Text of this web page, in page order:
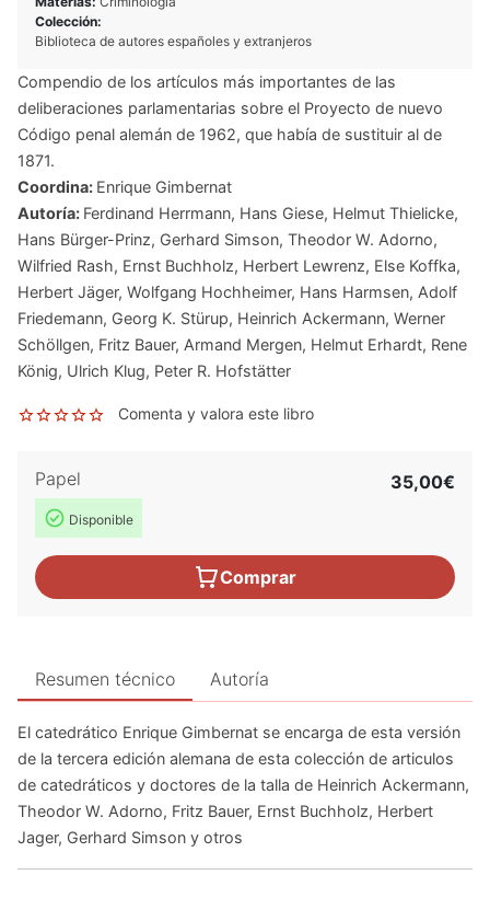
Colección:
Biblioteca de autores españoles y extranjeros
Compendio de los artículos más importantes de las
deliberaciones parlamentarias sobre el Proyecto de nuevo
Código penal alemán de 1962, que había de sustituir al de
1871.
Coordina: Enrique Gimbernat
Autoría: Ferdinand Herrmann, Hans Giese, Helmut Thielicke,
Hans Bürger-Prinz, Gerhard Simson, Theodor W. Adorno,
Wilfried Rash, Ernst Buchholz, Herbert Lewrenz, Else Koffka,
Herbert Jäger, Wolfgang Hochheimer, Hans Harmsen, Adolf
Friedemann, Georg K. Stürup, Heinrich Ackermann, Werner
Schöllgen, Fritz Bauer, Armand Mergen, Helmut Erhardt, Rene
König, Ulrich Klug, Peter R. Hofstätter
Comenta y valora este libro
Papel
Disponible
35,00€
Comprar
Resumen técnico Autoría
El catedrático Enrique Gimbernat se encarga de esta versión
de la tercera edición alemana de esta colección de articulos
de catedráticos y doctores de la talla de Heinrich Ackermann,
Theodor W. Adorno, Fritz Bauer, Ernst Buchholz, Herbert
Jager, Gerhard Simson y otros